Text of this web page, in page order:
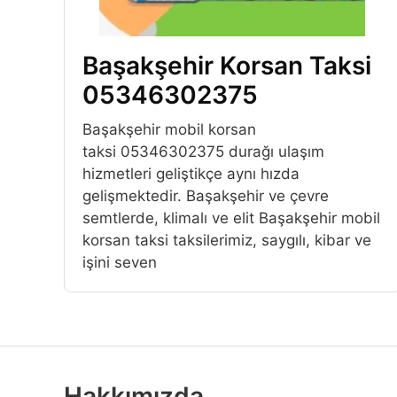
Başakşehir Korsan Taksi
05346302375
Başakşehir mobil korsan
taksi 05346302375 durağı ulaşım
hizmetleri geliştikçe aynı hızda
gelişmektedir. Başakşehir ve çevre
semtlerde, klimalı ve elit Başakşehir mobil
korsan taksi taksilerimiz, saygılı, kibar ve
işini seven